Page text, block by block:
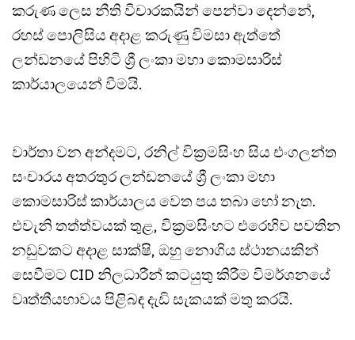
කරුණ ලෙස නීති විචාරකයින් පෙන්වා දෙන්නේ,
රහස් පොලිසිය අදාළ කරුණු විමසා ඇත්තේ
ලන්ඩනයේ පිහිටි ශ්‍රී ලංකා මහා කොමසාරිස්
කාර්යාලයෙන් වීමයි.
වාර්තා වන අන්දමට, රනිල් වික්‍රමසිංහ සිය එංගලන්ත
සංචාරය අතරතුර ලන්ඩනයේ ශ්‍රී ලංකා මහා
කොමසාරිස් කාර්යාලය වෙත පය තබා හෝ නැත.
එවැනි තත්ත්වයක් තුළ, වික්‍රමසිංහට එරෙහිව පවතින
නඩුවකට අදාළ සාක්ෂි, ඔහු නොගිය ස්ථානයකින්
සෙවීමට CID නිලධාරීන් කටයුතු කිරීම විමර්ශනයේ
වෘත්තීයභාවය පිළිබඳ දැඩි සැකයක් මතු කරයි.